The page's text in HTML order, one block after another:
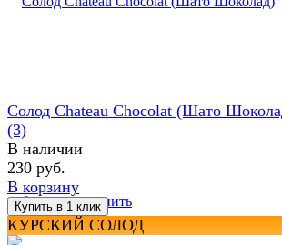
избранное сравнить
Солод Chateau Chocolat (Шато
(3)
В наличии
230 руб.
В корзину
КУРСКИЙ СОЛОД